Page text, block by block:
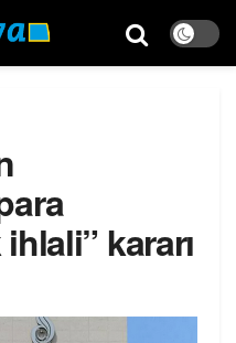
kararı